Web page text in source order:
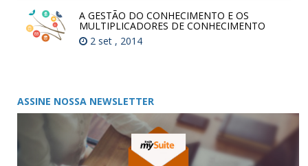
A GESTÃO DO CONHECIMENTO E OS
MULTIPLICADORES DE CONHECIMENTO
2 set , 2014
ASSINE NOSSA NEWSLETTER